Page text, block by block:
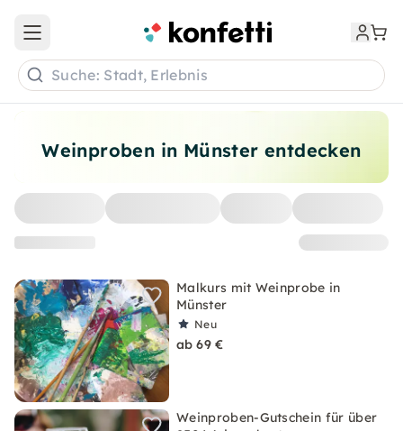
Weinproben in Münster entdecken
Malkurs mit Weinprobe in
Münster
Neu
ab 69 €
Weinproben-Gutschein für über
Open main menu
Suche: Stadt, Erlebnis